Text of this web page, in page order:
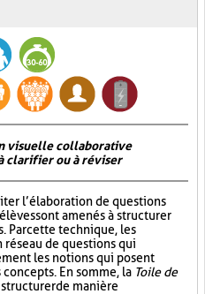
visuelle collaborative
clarifier ou à réviser
l’élaboration de questions
sont amenés à structurer
Par cette technique, les
de questions qui
les notions qui posent
En somme, la Toile de
de manière